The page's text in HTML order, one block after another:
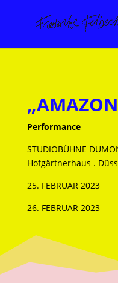
Performance
STUDIOBÜHNE
Hofgärtnerhaus .
25. FEBRUAR 2023
26. FEBRUAR 2023